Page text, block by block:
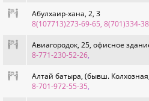
Абулхаир-хана, 2, 3
8(107713)273-69-65, 8(701)334-
Авиагородок, 25, офисное
8-771-230-52-26,
Алтай батыра, (бывш.
8-701-972-55-35,